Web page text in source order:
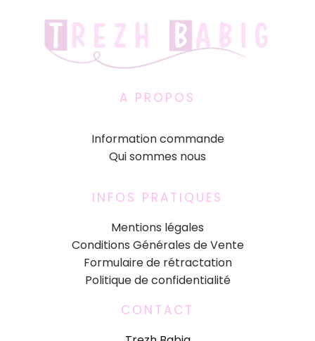
A PROPOS
Information commande
Qui sommes nous
INFOS PRATIQUES
Mentions légales
Conditions Générales de Vente
Formulaire de rétractation
Politique de confidentialité
CONTACT